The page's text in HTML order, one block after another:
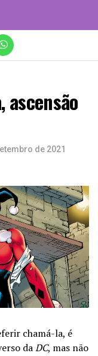
ascensão
de 2021
chamá-la, é
daDC, mas não